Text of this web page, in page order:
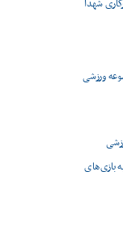
شهدا
ورزشی
بازی‌های